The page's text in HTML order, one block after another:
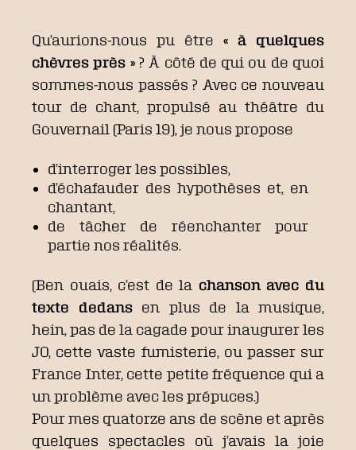
Qu’aurions-nous pu être « à quelques
chèvres près »? À côté de qui ou de quoi
sommes-nous passés ? Avec ce nouveau
tour de chant, propulsé au théâtre du
Gouvernail (Paris 19), je nous propose
d’interroger les possibles,
d’échafauder des hypothèses et, en
chantant,
de tâcher de réenchanter pour
partie nos réalités.
(Ben ouais, c’est de la chanson avec du
texte dedansen plus de la musique,
hein, pas de la cagade pour inaugurer les
JO, cette vaste fumisterie, ou passer sur
France Inter, cette petite fréquence qui a
un problème avec les prépuces.)
Pour mes quatorze ans de scène et après
quelques spectacles où j’avais la joie